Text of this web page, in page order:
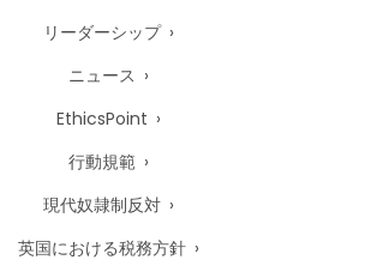
リーダーシップ
ニュース
EthicsPoint
行動規範
現代奴隷制反対
英国における税務方針